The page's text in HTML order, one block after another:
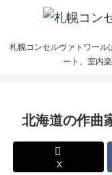
札幌コンセルヴァトワール
ート、室内
北海道の作曲
X